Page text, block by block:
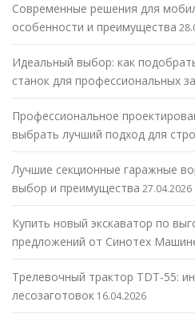
Современные решения для
особенности и преимущества
Идеальный выбор: как
станок для профессиональных
Профессиональное
выбрать лучший подход для
Лучшие секционные гаражные
выбор и преимущества 27.04.2026
Купить новый экскаватор по
предложений от Синотех
Трелевочный трактор TDT-55:
лесозаготовок 16.04.2026